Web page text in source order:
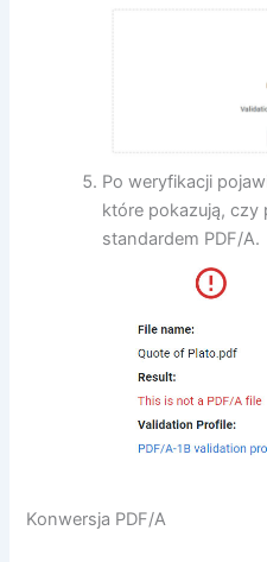
Po weryfikacji
które pokazują, czy
standardem PDF/A.
Konwersja PDF/A